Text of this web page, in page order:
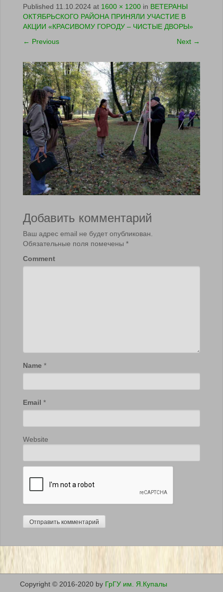
Published 11.10.2024 at 1600 × 1200 in ВЕТЕРАНЫ
ОКТЯБРЬСКОГО РАЙОНА ПРИНЯЛИ УЧАСТИЕ В
АКЦИИ «КРАСИВОМУ ГОРОДУ – ЧИСТЫЕ ДВОРЫ»
← Previous Next →
Добавить комментарий
Ваш адрес email не будет опубликован.
Обязательные поля помечены *
Comment
Name *
Email *
Website
Copyright © 2016-2020 by ГрГУ им. Я.Купалы